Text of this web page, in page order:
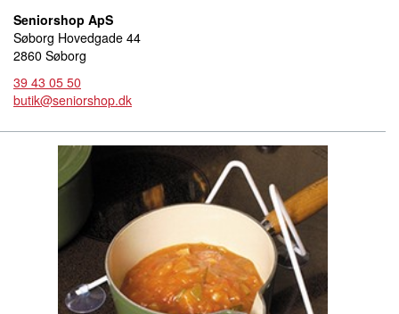
Seniorshop ApS
Søborg Hovedgade 44
2860 Søborg
39 43 05 50
butik@seniorshop.dk